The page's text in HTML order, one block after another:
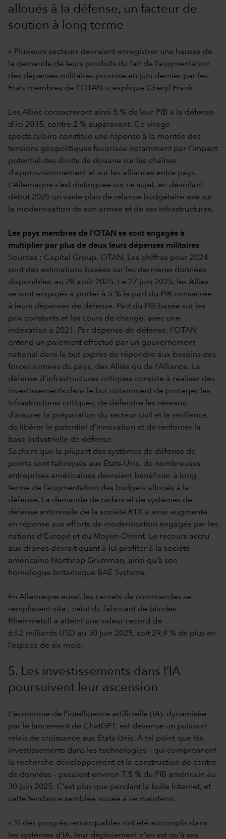
alloués à la défense, un facteur de
soutien à long terme
« Plusieurs secteurs devraient enregistrer une hausse de
la demande de leurs produits du fait de l’augmentation
des dépenses militaires promise en juin dernier par les
États membres de l’OTAN », explique Cheryl Frank.
Les Alliés consacreront ainsi 5 % de leur PIB à la défense
d’ici 2035, contre 2 % auparavant. Ce virage
spectaculaire constitue une réponse à la montée des
tensions géopolitiques favorisée notamment par l’impact
potentiel des droits de douane sur les chaînes
d’approvisionnement et sur les alliances entre pays.
L’Allemagne s’est distinguée sur ce sujet, en dévoilant
début 2025 un vaste plan de relance budgétaire axé sur
la modernisation de son armée et de ses infrastructures.
Les pays membres de l’OTAN se sont engagés à
multiplier par plus de deux leurs dépenses militaires
Sources : Capital Group, OTAN. Les chiffres pour 2024
sont des estimations basées sur les dernières données
disponibles, au 28 août 2025. Le 27 juin 2025, les Alliés
se sont engagés à porter à 5 % la part du PIB consacrée
à leurs dépenses de défense. Part du PIB basée sur les
prix constants et les cours de change, avec une
indexation à 2021. Par dépense de défense, l’OTAN
entend un paiement effectué par un gouvernement
national dans le but exprès de répondre aux besoins des
forces armées du pays, des Alliés ou de l’Alliance. La
défense d’infrastructures critiques consiste à réaliser des
investissements dans le but notamment de protéger les
infrastructures critiques, de défendre les réseaux,
d’assurer la préparation du secteur civil et la résilience,
de libérer le potentiel d’innovation et de renforcer la
base industrielle de défense.
Sachant que la plupart des systèmes de défense de
pointe sont fabriqués aux États-Unis, de nombreuses
entreprises américaines devraient bénéficier à long
terme de l’augmentation des budgets alloués à la
défense. La demande de radars et de systèmes de
défense antimissile de la société RTX a ainsi augmenté
en réponse aux efforts de modernisation engagés par les
nations d’Europe et du Moyen-Orient. Le recours accru
aux drones devrait quant à lui profiter à la société
américaine Northrop Grumman, ainsi qu’à son
homologue britannique BAE Systems.
En Allemagne aussi, les carnets de commandes se
remplissent vite : celui du fabricant de blindés
Rheinmetall a atteint une valeur record de
63,2 milliards USD au 30 juin 2025, soit 29,9 % de plus en
l’espace de six mois.
5. Les investissements dans l’IA
poursuivent leur ascension
L’économie de l’intelligence artificielle (IA), dynamisée
par le lancement de ChatGPT, est devenue un puissant
relais de croissance aux États-Unis. À tel point que les
investissements dans les technologies – qui comprennent
la recherche-développement et la construction de centre
de données – pesaient environ 7,5 % du PIB américain au
30 juin 2025. C’est plus que pendant la bulle Internet, et
cette tendance semblée vouée à se maintenir.
« Si des progrès remarquables ont été accomplis dans
les systèmes d’IA, leur déploiement n’en est qu’à ses